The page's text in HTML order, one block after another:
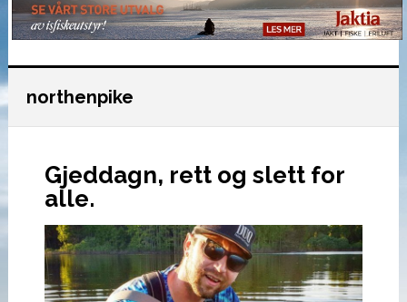
northenpike
Gjeddagn, rett og slett for
alle.